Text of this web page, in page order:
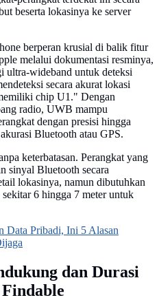
beserta lokasinya ke server
berperan krusial di balik fitur
melalui dokumentasi resminya,
ultra-wideband untuk deteksi
secara akurat lokasi
chip U1." Dengan
radio, UWB mampu
dengan presisi hingga
Bluetooth atau GPS.
keterbatasan. Perangkat yang
sinyal Bluetooth secara
lokasinya, namun dibutuhkan
6 hingga 7 meter untuk
Data Pribadi, Ini 5 Alasan
dan Durasi